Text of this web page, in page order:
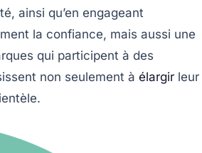
ainsi qu’en engageant
la confiance, mais aussi une
qui participent à des
non seulement à élargir leur